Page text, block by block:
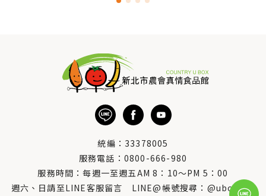
統編：33378005
服務電話： 0800-666-980
服務時間：每週一至週五AM 8：10～PM 5：00
週六、日請至LINE客服留言 LINE@帳號搜尋：@uboxorg